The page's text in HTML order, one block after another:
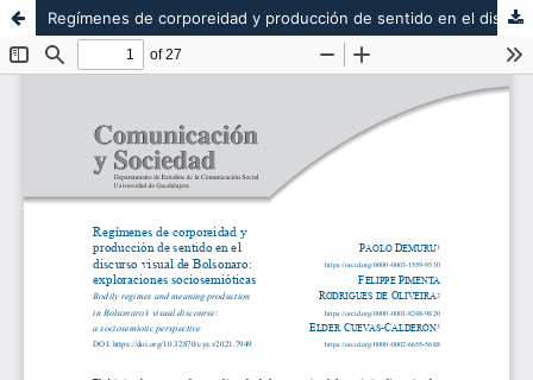
Regímenes de corporeidad y producción de sentido en el discurso visual de Bolsonaro: exploraciones sociosemióticas